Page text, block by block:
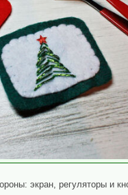
экран, регуляторы и